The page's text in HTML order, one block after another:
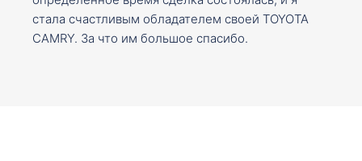
стала счастливым обладателем своей TOYOTA
CAMRY. За что им большое спасибо.